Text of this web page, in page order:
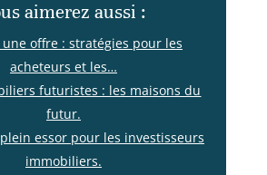
aimerez aussi :
une offre : stratégies pour les
acheteurs et les…
futuristes : les maisons du
futur.
essor pour les investisseurs
immobiliers.